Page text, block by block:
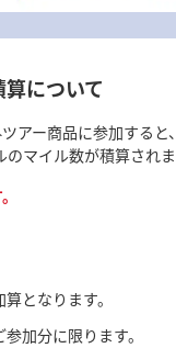
について
アー商品に参加すると
マイル数が積算されま
となります。
加分に限ります。